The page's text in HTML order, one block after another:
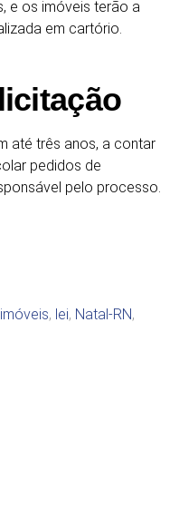
e os imóveis terão a
em cartório.
até três anos, a contar
pedidos de
pelo processo.
imóveis, lei, Natal-RN,